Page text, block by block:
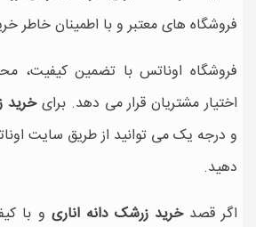
فروشگاه های معتبر و با اطمینان خاطر
فروشگاه اوناتس با تضمین کیفیت،
اختیار مشتریان قرار می دهد. برایخرید
و درجه یک می توانید از طریق سایت
دهید.
اگر قصدخرید زرشک دانه اناری و با